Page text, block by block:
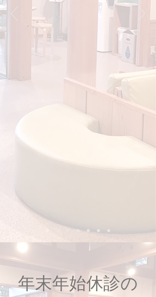
年末年始休診の